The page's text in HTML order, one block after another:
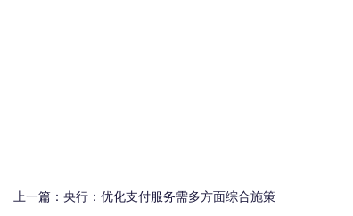
上一篇： 央行：优化支付服务需多方面综合施策